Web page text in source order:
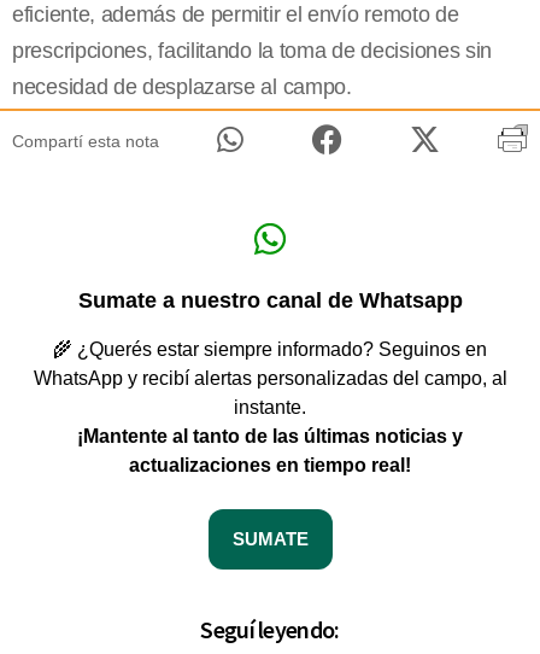
eficiente, además de permitir el envío remoto de
prescripciones, facilitando la toma de decisiones sin
necesidad de desplazarse al campo.
Compartí esta nota
Sumate a nuestro canal de Whatsapp
🌾 ¿Querés estar siempre informado? Seguinos en
WhatsApp y recibí alertas personalizadas del campo, al
instante.
¡Mantente al tanto de las últimas noticias y
actualizaciones en tiempo real!
SUMATE
Seguí leyendo: